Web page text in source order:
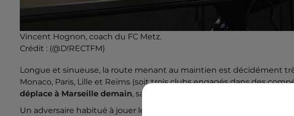
Vincent Hognon, coach du FC Metz.
Crédit : (@D!RECTFM)
Longue et sinueuse, la route menant au maintien est décidément
Monaco, Paris, Lille et Reims (soit trois clubs engagés dans des
déplace à Marseille demain, samedi 26 septembre 2020, à 21 heures.
Un adversaire habitué à jouer les premiers rôles, mais qui devrait